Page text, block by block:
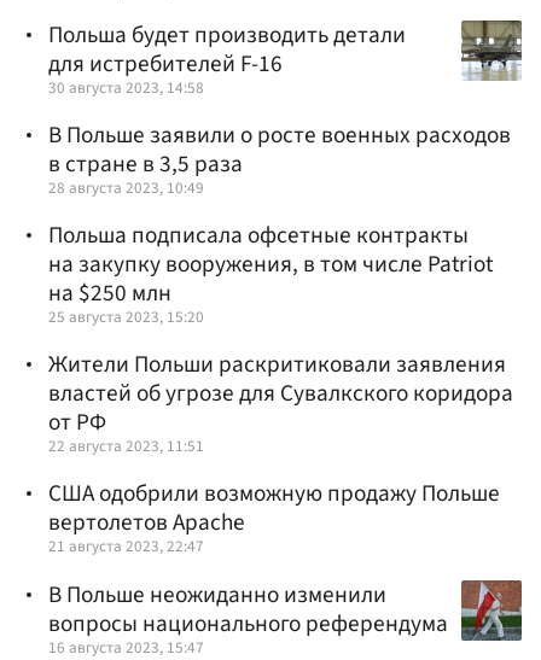
Польша будет производить детали
для истребителей F-16
30 августа 2023, 14:58
В Польше заявили о росте военных расходов
в стране в 3,5 раза
28 августа 2023, 10:49
Польша подписала офсетные контракты
на закупку вооружения, в том числе Patriot
на $250 млн
25 августа 2023, 15:20
Жители Польши раскритиковали заявления
властей об угрозе для Сувалкского коридора
от РФ
22 августа 2023, 11:51
США одобрили возможную продажу Польше
вертолетов Apache
21 августа 2023, 22:47
В Польше неожиданно изменили
вопросы национального референдума
16 августа 2023, 15:47